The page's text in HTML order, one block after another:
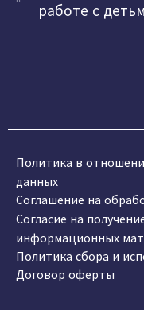
работе с
Политика в
данных
Соглашение на
Согласие на
информационных
Политика сбора и
Договор оферты